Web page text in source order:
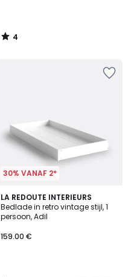
4
/
30% VANAF 2*
LA REDOUTE INTERIEURS
Bedlade in retro vintage stijl, 1
persoon, Adil
159.00 €
3.6
/ 5
4
Kleuren